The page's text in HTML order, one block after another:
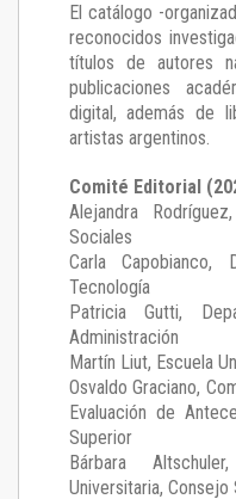
El catálogo -
reconocidos
títulos de autores
publicaciones
digital, además de
artistas argentinos.
Comité Editorial
Alejandra Rodríguez
Sociales
Carla Capobianco,
Tecnología
Patricia Gutti,
Administración
Martín Liut, Escuela
Osvaldo Graciano,
Evaluación de
Superior
Bárbara Altschuler,
Universitaria, Consejo